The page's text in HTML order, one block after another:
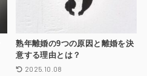
熟年離婚の9つの原因と離婚を決
意する理由とは？
2025.10.08